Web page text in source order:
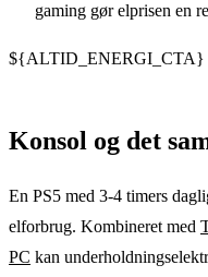
gaming gør elprisen en
${ALTID_ENERGI_CTA}
Konsol og det
En PS5 med 3-4 timers
elforbrug. Kombineret med
PC kan